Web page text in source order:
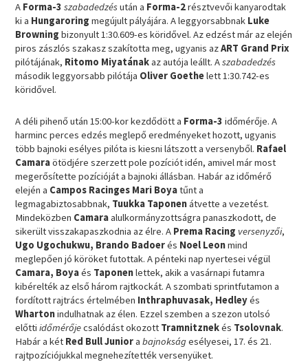
A Forma-3 szabadedzésután a Forma-2résztvevői kanyarodtak
ki a Hungaroring megújult pályájára. A leggyorsabbnak Luke
Browning bizonyult 1:30.609-es köridővel. Az edzést már az elején
piros zászlós szakasz szakította meg, ugyanis azART Grand Prix
pilótájának, Ritomo Miyatánakaz autója leállt. Aszabadedzés
második leggyorsabb pilótája Oliver Goethelett 1:30.742-es
köridővel.
A déli pihenő után 15:00-kor kezdődött a Forma-3 időmérője. A
harminc perces edzés meglepő eredményeket hozott, ugyanis
több bajnoki esélyes pilóta is kiesni látszott a versenyből. Rafael
Camaraötödjére szerzett pole pozíciót idén, amivel már most
megerősítette pozícióját a bajnoki állásban. Habár az időmérő
elején a Campos Racinges Mari Boyatűnt a
legmagabiztosabbnak, Tuukka Taponenátvette a vezetést.
Mindeközben Camaraalulkormányzottságra panaszkodott, de
sikerült visszakapaszkodnia az élre. A Prema Racing versenyzői,
Ugo Ugochukwu, Brando Badoerés Noel Leonmind
meglepően jó köröket futottak. A pénteki nap nyertesei végül
Camara, Boyaés Taponenlettek, akik a vasárnapi futamra
kibérelték az első három rajtkockát. A szombati sprintfutamon a
fordított rajtrács értelmében Inthraphuvasak, Hedleyés
Whartonindulhatnak az élen. Ezzel szemben a szezon utolsó
előttiidőmérőjecsalódást okozott Tramnitznekés Tsolovnak.
Habár a két Red Bull Juniorabajnokságesélyesei, 17. és 21.
rajtpozíciójukkal megnehezítették versenyüket.